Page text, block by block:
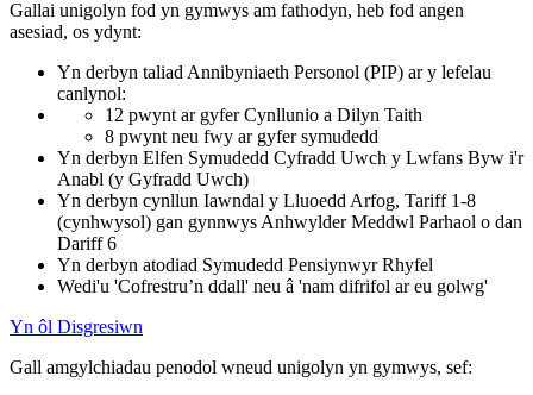
Gallai unigolyn fod yn gymwys am fathodyn, heb fod angen
asesiad, os ydynt:
Yn derbyn taliad Annibyniaeth Personol (PIP) ar y lefelau
canlynol:
12 pwynt ar gyfer Cynllunio a Dilyn Taith
8 pwynt neu fwy ar gyfer symudedd
Yn derbyn Elfen Symudedd Cyfradd Uwch y Lwfans Byw i'r
Anabl (y Gyfradd Uwch)
Yn derbyn cynllun Iawndal y Lluoedd Arfog, Tariff 1-8
(cynhwysol) gan gynnwys Anhwylder Meddwl Parhaol o dan
Dariff 6
Yn derbyn atodiad Symudedd Pensiynwyr Rhyfel
Wedi'u 'Cofrestru’n ddall' neu â 'nam difrifol ar eu golwg'
Yn ôl Disgresiwn
Gall amgylchiadau penodol wneud unigolyn yn gymwys, sef: